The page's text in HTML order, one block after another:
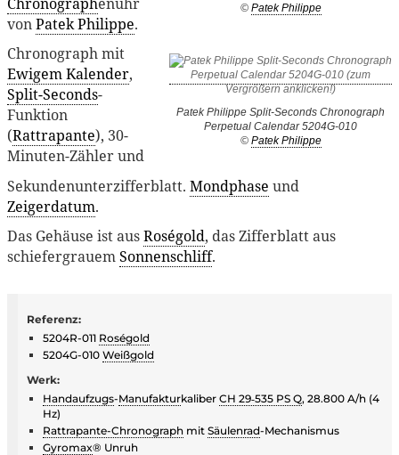
© Patek Philippe
Patek Philippe Split-Seconds Chronograph
Perpetual Calendar 5204G-010
© Patek Philippe
vonPatek Philippe.
Chronograph mit
Ewigem Kalender,
Split-Seconds-
Funktion
(Rattrapante), 30-
Minuten-Zähler und
Sekundenunterzifferblatt. Mondphase und
Zeigerdatum.
Das Gehäuse ist ausRoségold, das Zifferblatt aus
schiefergrauemSonnenschliff.
Referenz:
5204R-011 Roségold
5204G-010 Weißgold
Werk:
Handaufzugs-Manufakturkaliber CH 29‑535 PS Q, 28.800 A/h (4
Hz)
Rattrapante-Chronograph mit Säulenrad-Mechanismus
Gyromax® Unruh